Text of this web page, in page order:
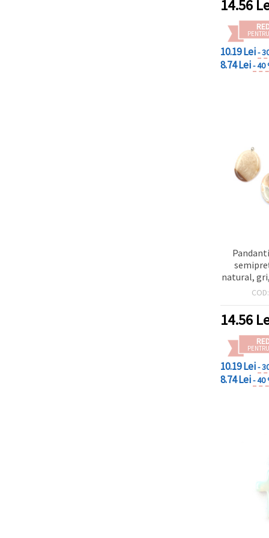
14.56
10.19 Lei-
8.74 Lei- 40
natural,
COD:
14.56
10.19 Lei-
8.74 Lei- 40